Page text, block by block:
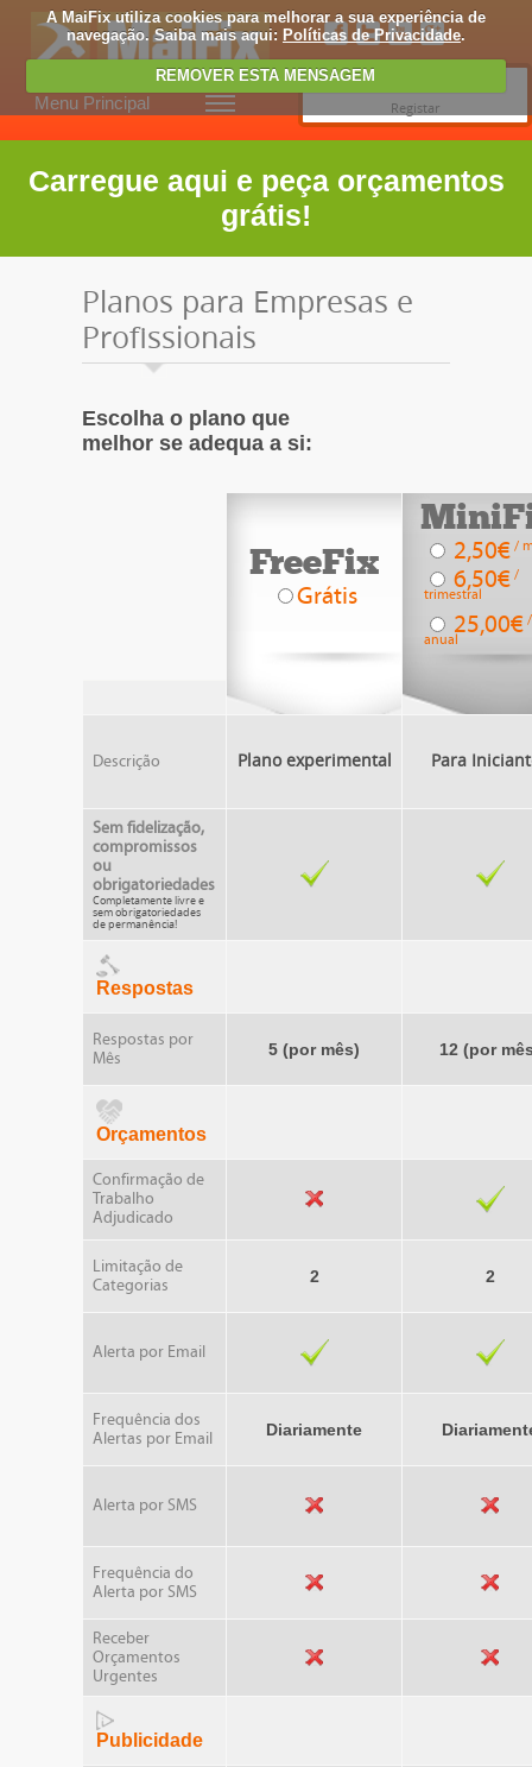
A MaiFix utiliza cookies para melhorar a sua experiência de
navegação. Saiba mais aqui: Políticas de Privacidade.
REMOVER ESTA MENSAGEM
Menu Principal
Registar
Carregue aqui e peça orçamentos
grátis!
Planos para Empresas e
Profissionais
Escolha o plano que
melhor se adequa a si:
FreeFix
Grátis
2,50€ /
6,50€ /
trimestral
25,00€ /
anual
Descrição Plano experimental Para
Sem fidelização,
compromissos
ou
obrigatoriedades
Completamente livre e
sem obrigatoriedades
de permanência!
Respostas
Respostas por
Mês
5 (por mês) 12 (por
Orçamentos
Confirmação de
Trabalho
Adjudicado
Limitação de
Categorias
2 2
Alerta por Email
Frequência dos
Alertas por Email
Diariamente
Alerta por SMS
Frequência do
Alerta por SMS
Receber
Orçamentos
Urgentes
Publicidade